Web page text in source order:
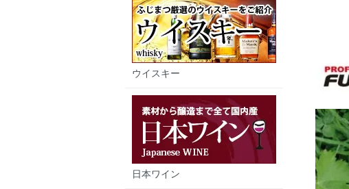
ウイスキー
日本ワイン